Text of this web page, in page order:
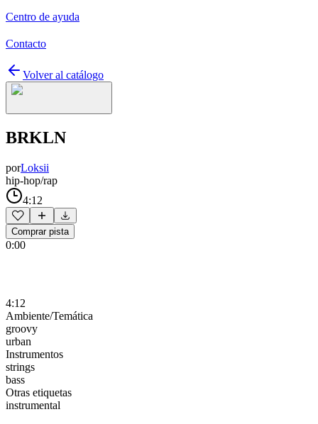
Centro de ayuda
Contacto
Volver al catálogo
BRKLN
porLoksii
hip-hop/rap
4:12
Comprar pista
0:00
4:12
Ambiente/Temática
groovy
urban
Instrumentos
strings
bass
Otras etiquetas
instrumental